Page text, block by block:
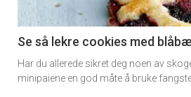
section
11
Dagens
Se så lekre cookies med
Har du allerede sikret deg noen av
minipaiene en god måte å bruke